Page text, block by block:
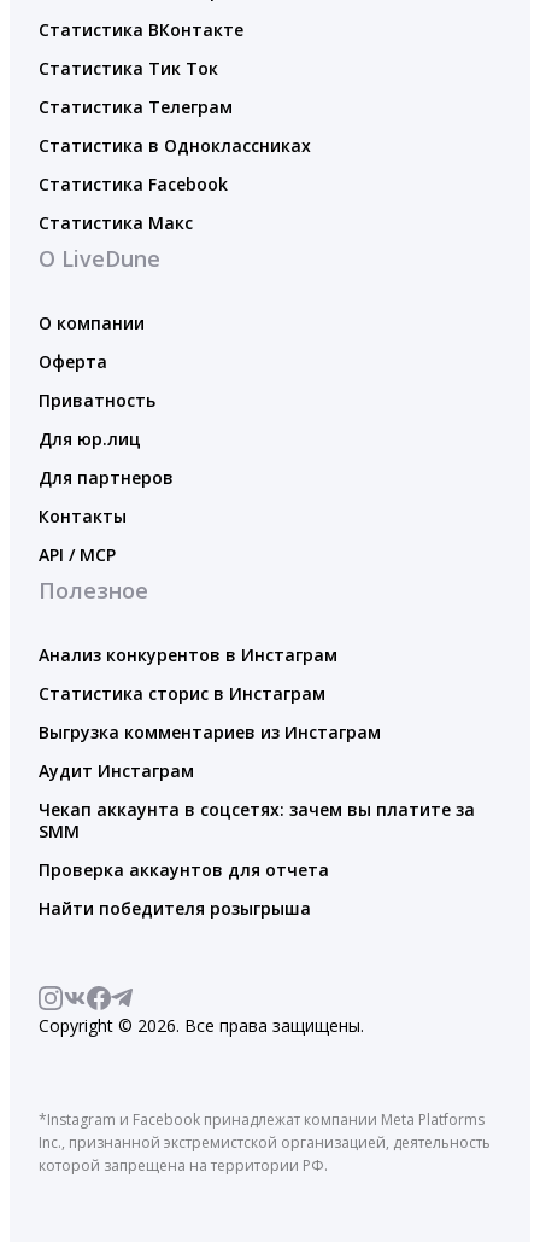
Статистика ВКонтакте
Статистика Тик Ток
Статистика Телеграм
Статистика в Одноклассниках
Статистика Facebook
Статистика Макс
О LiveDune
О компании
Оферта
Приватность
Для юр.лиц
Для партнеров
Контакты
API / MCP
Полезное
Анализ конкурентов в Инстаграм
Статистика сторис в Инстаграм
Выгрузка комментариев из Инстаграм
Аудит Инстаграм
Чекап аккаунта в соцсетях: зачем вы платите за
SMM
Проверка аккаунтов для отчета
Найти победителя розыгрыша
Copyright © 2026. Все права защищены.
*Instagram и Facebook принадлежат компании Meta Platforms
Inc., признанной экстремистской организацией, деятельность
которой запрещена на территории РФ.